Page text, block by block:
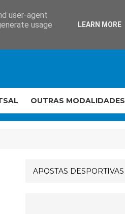
OUTRAS MODALIDADES
APOSTAS DESPORTIVAS
user-agent
usage
LEARN MORE